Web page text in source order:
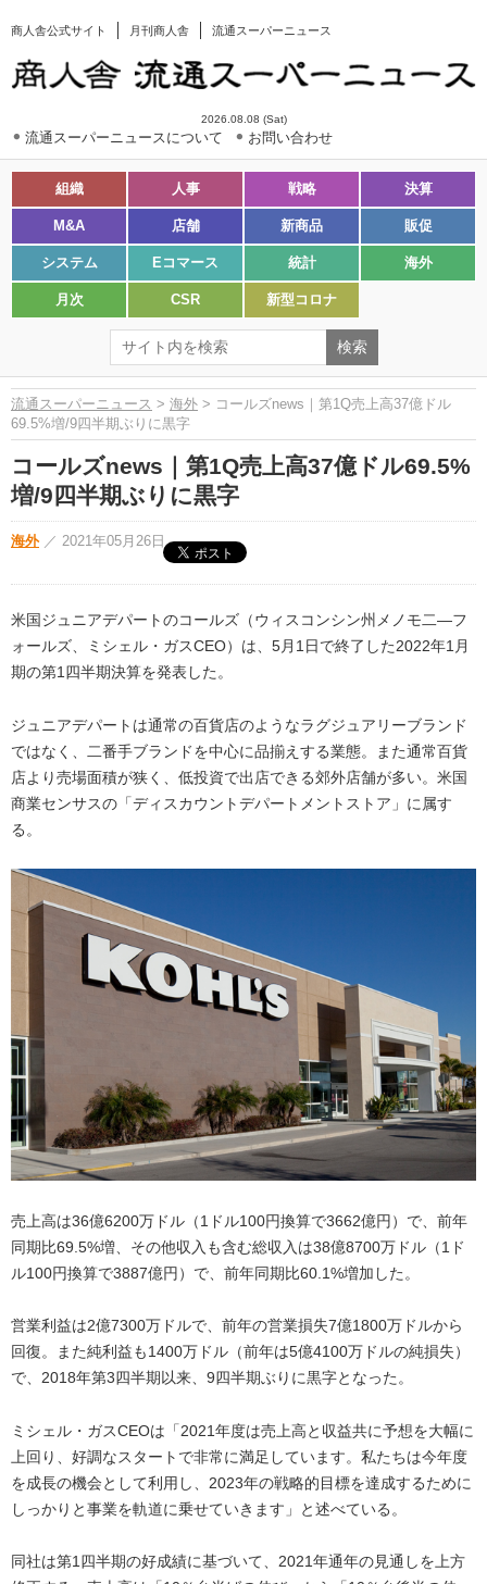
商人舎公式サイト 月刊商人舎 流通スーパーニュース
2026.08.08 (Sat)
流通スーパーニュースについて お問い合わせ
組織 人事 戦略 決算
M&A 店舗 新商品 販促
システム Eコマース 統計 海外
月次 CSR 新型コロナ
流通スーパーニュース > 海外 > コールズnews｜第1Q売上高37億ドル
69.5%増/9四半期ぶりに黒字
コールズnews｜第1Q売上高37億ドル69.5%
増/9四半期ぶりに黒字
海外 ／ 2021年05月26日
米国ジュニアデパートのコールズ（ウィスコンシン州メノモ二―フ
ォールズ、ミシェル・ガスCEO）は、5月1日で終了した2022年1月
期の第1四半期決算を発表した。
ジュニアデパートは通常の百貨店のようなラグジュアリーブランド
ではなく、二番手ブランドを中心に品揃えする業態。また通常百貨
店より売場面積が狭く、低投資で出店できる郊外店舗が多い。米国
商業センサスの「ディスカウントデパートメントストア」に属す
る。
売上高は36億6200万ドル（1ドル100円換算で3662億円）で、前年
同期比69.5%増、その他収入も含む総収入は38億8700万ドル（1ド
ル100円換算で3887億円）で、前年同期比60.1%増加した。
営業利益は2億7300万ドルで、前年の営業損失7億1800万ドルから
回復。また純利益も1400万ドル（前年は5億4100万ドルの純損失）
で、2018年第3四半期以来、9四半期ぶりに黒字となった。
ミシェル・ガスCEOは「2021年度は売上高と収益共に予想を大幅に
上回り、好調なスタートで非常に満足しています。私たちは今年度
を成長の機会として利用し、2023年の戦略的目標を達成するために
しっかりと事業を軌道に乗せていきます」と述べている。
同社は第1四半期の好成績に基づいて、2021年通年の見通しを上方